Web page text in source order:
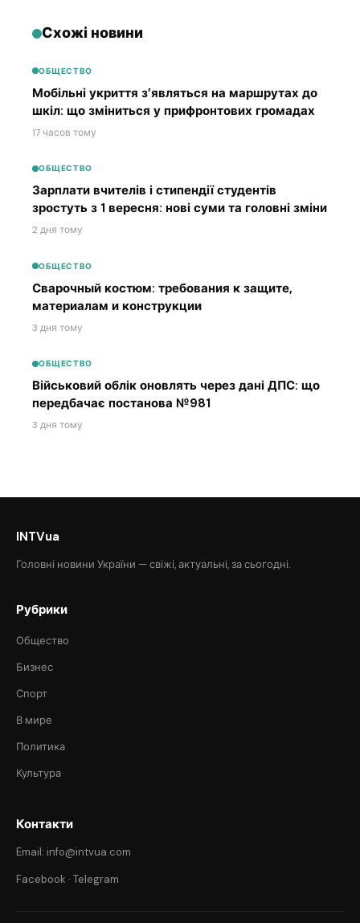
Схожі новини
ОБЩЕСТВО
Мобільні укриття з’являться на маршрутах до
шкіл: що зміниться у прифронтових громадах
17 часов тому
ОБЩЕСТВО
Зарплати вчителів і стипендії студентів
зростуть з 1 вересня: нові суми та головні зміни
2 дня тому
ОБЩЕСТВО
Сварочный костюм: требования к защите,
материалам и конструкции
3 дня тому
ОБЩЕСТВО
Військовий облік оновлять через дані ДПС: що
передбачає постанова №981
3 дня тому
INTVua
Головні новини України — свіжі, актуальні, за сьогодні.
Рубрики
Общество
Бизнес
Спорт
В мире
Политика
Культура
Контакти
Email: info@intvua.com
Facebook · Telegram